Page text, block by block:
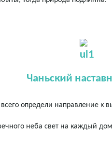
Чаньский
определи направление
неба свет на каждый